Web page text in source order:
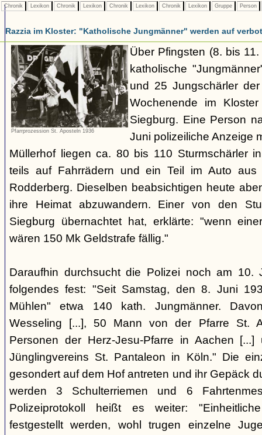
Chronik Lexikon Chronik Lexikon Chronik Lexikon Chronik Lexikon Gruppe Person
Razzia im Kloster: "Katholische Jungmänner" werden auf
Pfarrprozession St. Aposteln 1936
Über Pfingsten (8. bis
katholische
und 25 Jungschärler
Wochenende im
Siegburg. Eine Person
Juni polizeiliche Anzeige
Müllerhof liegen ca. 80 bis 110 Sturmschärler
teils auf Fahrrädern und ein Teil im Auto
Rodderberg. Dieselben beabsichtigen heute
ihre Heimat abzuwandern. Einer von den
Siegburg übernachtet hat, erklärte: "wenn
wären 150 Mk Geldstrafe fällig."
Daraufhin durchsucht die Polizei noch am
folgendes fest: "Seit Samstag, den 8. Juni
Mühlen" etwa 140 kath. Jungmänner.
Wesseling [...], 50 Mann von der Pfarre St.
Personen der Herz-Jesu-Pfarre in Aachen
Jünglingvereins St. Pantaleon in Köln." Die
gesondert auf dem Hof antreten und ihr Gepäck
werden 3 Schulterriemen und 6
Polizeiprotokoll heißt es weiter:
festgestellt werden, wohl trugen einzelne